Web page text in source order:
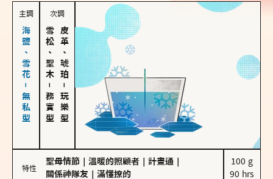
主調
海鹽、雪花－無私型
次調
雪松、聖木
－
務實型
皮革、琥珀
－
玩樂型
特性
聖母情節 溫暖的照顧者 計畫通
關係神隊友
滿懂撩的
100 g
90 hrs